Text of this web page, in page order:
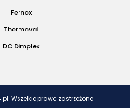
Fernox
Thermoval
DC Dimplex
Wszelkie prawa zastrzeżone